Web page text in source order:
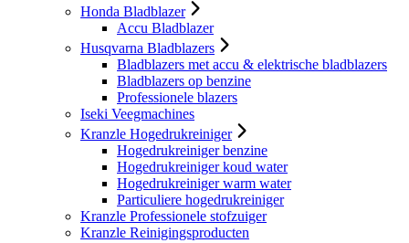
Honda Bladblazer
Accu Bladblazer
Husqvarna Bladblazers
Bladblazers met accu & elektrische bladblazers
Bladblazers op benzine
Professionele blazers
Iseki Veegmachines
Kranzle Hogedrukreiniger
Hogedrukreiniger benzine
Hogedrukreiniger koud water
Hogedrukreiniger warm water
Particuliere hogedrukreiniger
Kranzle Professionele stofzuiger
Kranzle Reinigingsproducten